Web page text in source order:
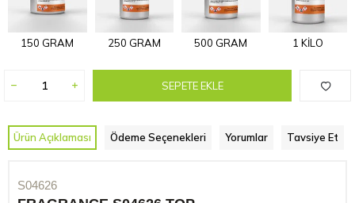
150 GRAM 250 GRAM 500 GRAM 1 KİLO
SEPETE EKLE
Ürün Açıklaması Ödeme Seçenekleri Yorumlar Tavsiye Et
S04626